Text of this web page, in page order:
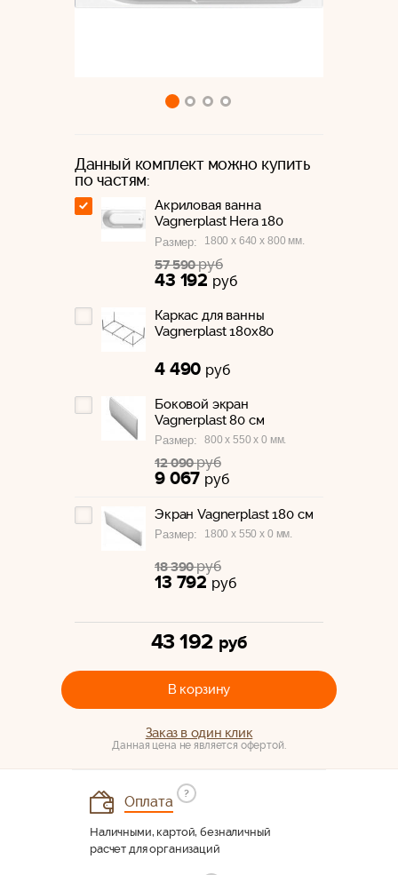
Данный комплект можно купить
по частям:
Акриловая ванна
Vagnerplast Hera 180
Размер: 1800 x 640 x 800 мм.
57 590руб
43 192 руб
Каркас для ванны
Vagnerplast 180x80
4 490 руб
Боковой экран
Vagnerplast 80 см
Размер: 800 x 550 x 0 мм.
12 090руб
9 067 руб
Экран Vagnerplast 180 см
Размер: 1800 x 550 x 0 мм.
18 390руб
13 792 руб
43 192 руб
В корзину
Заказ в один клик
Данная цена не является офертой.
Оплата
?
Наличными, картой, безналичный
расчет для организаций